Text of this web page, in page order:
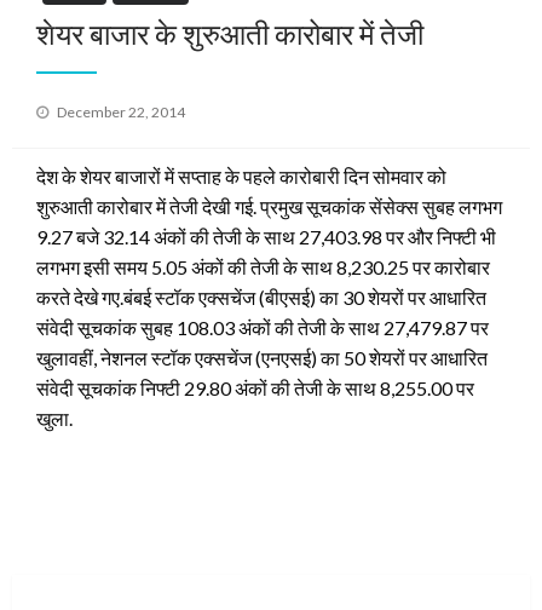
शेयर बाजार के शुरुआती कारोबार में तेजी
Posted
December 22, 2014
देश के शेयर बाजारों में सप्ताह के पहले कारोबारी दिन सोमवार को
शुरुआती कारोबार में तेजी देखी गई. प्रमुख सूचकांक सेंसेक्स सुबह लगभग
9.27 बजे 32.14 अंकों की तेजी के साथ 27,403.98 पर और निफ्टी भी
लगभग इसी समय 5.05 अंकों की तेजी के साथ 8,230.25 पर कारोबार
करते देखे गए.बंबई स्टॉक एक्सचेंज (बीएसई) का 30 शेयरों पर आधारित
संवेदी सूचकांक सुबह 108.03 अंकों की तेजी के साथ 27,479.87 पर
खुलावहीं, नेशनल स्टॉक एक्सचेंज (एनएसई) का 50 शेयरों पर आधारित
संवेदी सूचकांक निफ्टी 29.80 अंकों की तेजी के साथ 8,255.00 पर
खुला.